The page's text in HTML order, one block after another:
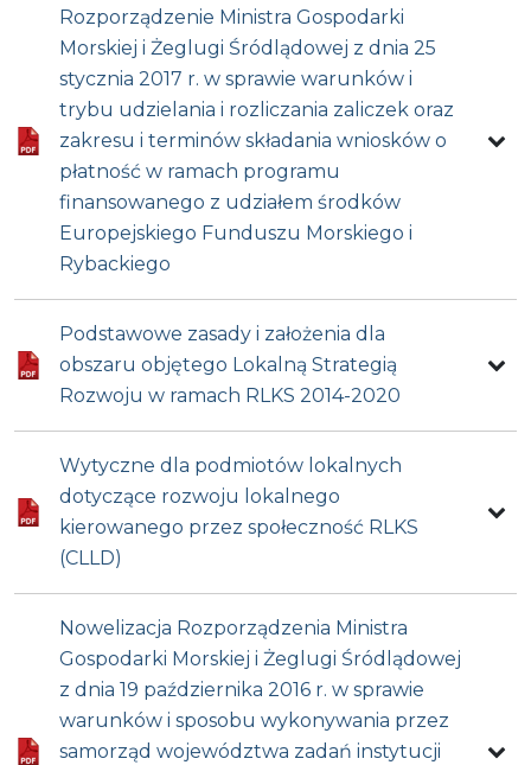
Rozporządzenie Ministra Gospodarki
Morskiej i Żeglugi Śródlądowej z dnia 25
stycznia 2017 r. w sprawie warunków i
trybu udzielania i rozliczania zaliczek oraz
zakresu i terminów składania wniosków o
płatność w ramach programu
finansowanego z udziałem środków
Europejskiego Funduszu Morskiego i
Rybackiego
Podstawowe zasady i założenia dla
obszaru objętego Lokalną Strategią
Rozwoju w ramach RLKS 2014-2020
Wytyczne dla podmiotów lokalnych
dotyczące rozwoju lokalnego
kierowanego przez społeczność RLKS
(CLLD)
Nowelizacja Rozporządzenia Ministra
Gospodarki Morskiej i Żeglugi Śródlądowej
z dnia 19 października 2016 r. w sprawie
warunków i sposobu wykonywania przez
samorząd województwa zadań instytucji